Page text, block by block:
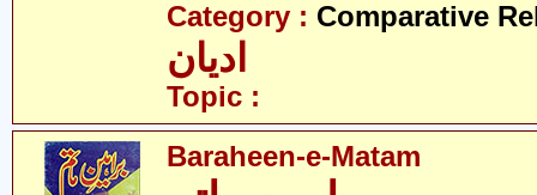
Category : Comparative
ادیان
Topic :
Baraheen-e-Matam